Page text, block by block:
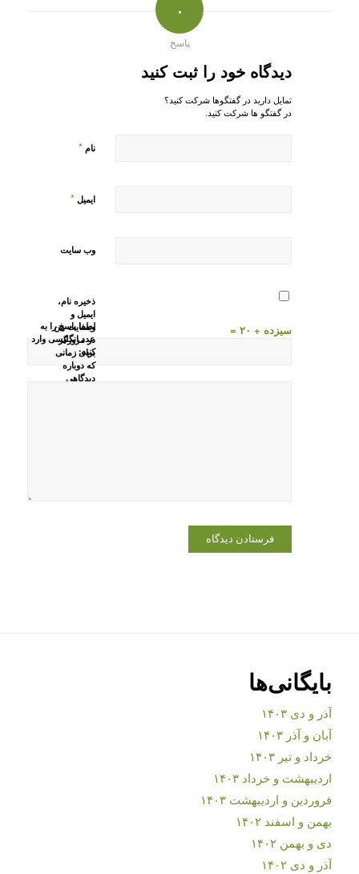
۰
پاسخ
دیدگاه خود را ثبت کنید
تمایل دارید در گفتگوها شرکت کنید؟
در گفتگو ها شرکت کنید.
نام *
ایمیل *
وب‌ سایت
ذخیره نام،
ایمیل و
وبسایت من
در مرورگر
برای زمانی
که دوباره
دیدگاهی
لطفا پاسخ را به
عدد انگلیسی وارد
کنید:
سیزده + ۲۰ =
بایگانی‌ها
آذر و دی ۱۴۰۳
آبان و آذر ۱۴۰۳
خرداد و تیر ۱۴۰۳
اردیبهشت و خرداد ۱۴۰۳
فروردین و اردیبهشت ۱۴۰۳
بهمن و اسفند ۱۴۰۲
دی و بهمن ۱۴۰۲
آذر و دی ۱۴۰۲